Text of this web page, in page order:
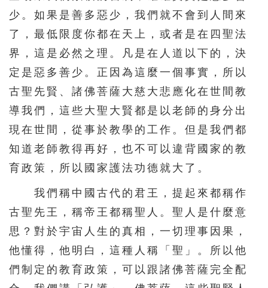
少。如果是善多惡少，我們就不會到人間來
了，最低限度你都在天上，或者是在四聖法
界，這是必然之理。凡是在人道以下的，決
定是惡多善少。正因為這麼一個事實，所以
古聖先賢、諸佛菩薩大慈大悲應化在世間教
導我們，這些大聖大賢都是以老師的身分出
現在世間，從事於教學的工作。但是我們都
知道老師教得再好，也不可以違背國家的教
育政策，所以國家護法功德就大了。
我們稱中國古代的君王，提起來都稱作
古聖先王，稱帝王都稱聖人。聖人是什麼意
思？對於宇宙人生的真相，一切理事因果，
他懂得，他明白，這種人稱「聖」。所以他
們制定的教育政策，可以跟諸佛菩薩完全配